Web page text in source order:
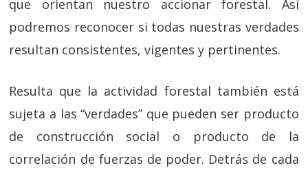
que orientan nuestro accionar forestal. Así
podremos reconocer si todas nuestras verdades
resultan consistentes, vigentes y pertinentes.
Resulta que la actividad forestal también está
sujeta a las “verdades” que pueden ser producto
de construcción social o producto de la
correlación de fuerzas de poder. Detrás de cada